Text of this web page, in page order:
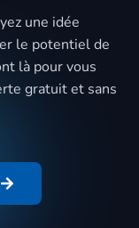
une idée
le potentiel de
là pour vous
gratuit et sans